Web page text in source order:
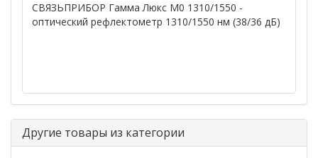
СВЯЗЬПРИБОР Гамма Люкс M0 1310/1550 -
оптический рефлектометр 1310/1550 нм (38/36 дБ)
Другие товары из категории